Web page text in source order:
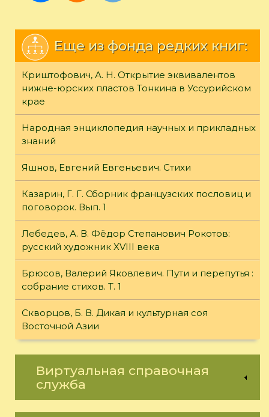
Еще из фонда редких книг:
Криштофович, А. Н. Открытие эквивалентов
нижне-юрских пластов Тонкина в Уссурийском
крае
Народная энциклопедия научных и прикладных
знаний
Яшнов, Евгений Евгеньевич. Стихи
Казарин, Г. Г. Сборник французских пословиц и
поговорок. Вып. 1
Лебедев, А. В. Фёдор Степанович Рокотов:
русский художник XVIII века
Брюсов, Валерий Яковлевич. Пути и перепутья :
собрание стихов. Т. 1
Скворцов, Б. В. Дикая и культурная соя
Восточной Азии
Виртуальная справочная
служба